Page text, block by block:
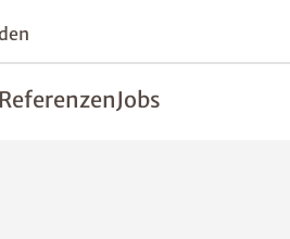
ReferenzenJobs